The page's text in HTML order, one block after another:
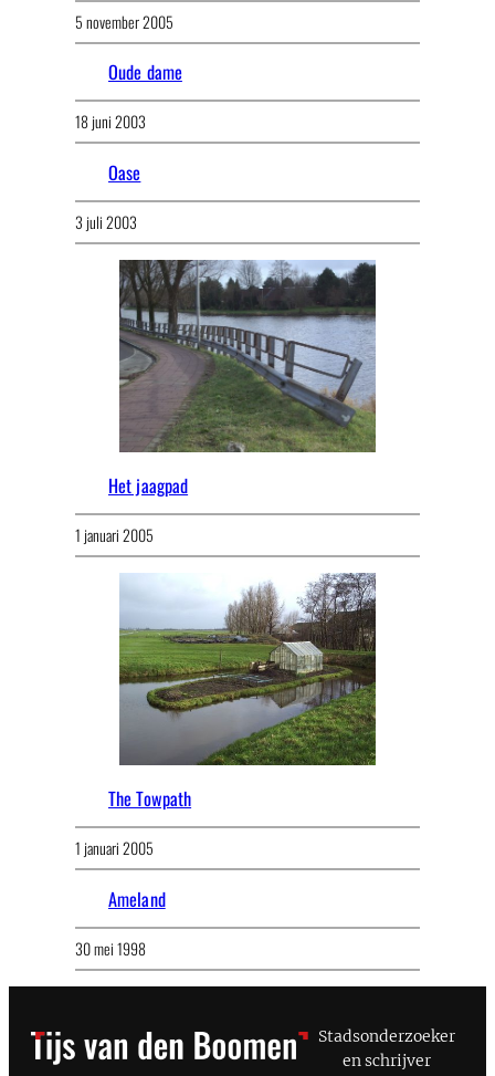
5 november 2005
Oude dame
18 juni 2003
Oase
3 juli 2003
Het jaagpad
1 januari 2005
The Towpath
1 januari 2005
Ameland
30 mei 1998
Stadsonderzoeker
en schrijver